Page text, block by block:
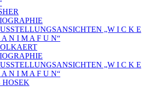
„W I C K E
A N I M A F U N“
„W I C K E
A N I M A F U N“